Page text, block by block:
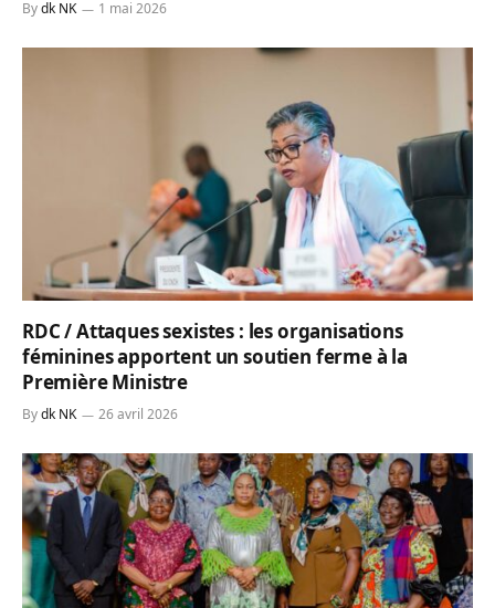
Bydk NK 1 mai 2026
RDC / Attaques sexistes : les organisations
féminines apportent un soutien ferme à la
Première Ministre
Bydk NK 26 avril 2026